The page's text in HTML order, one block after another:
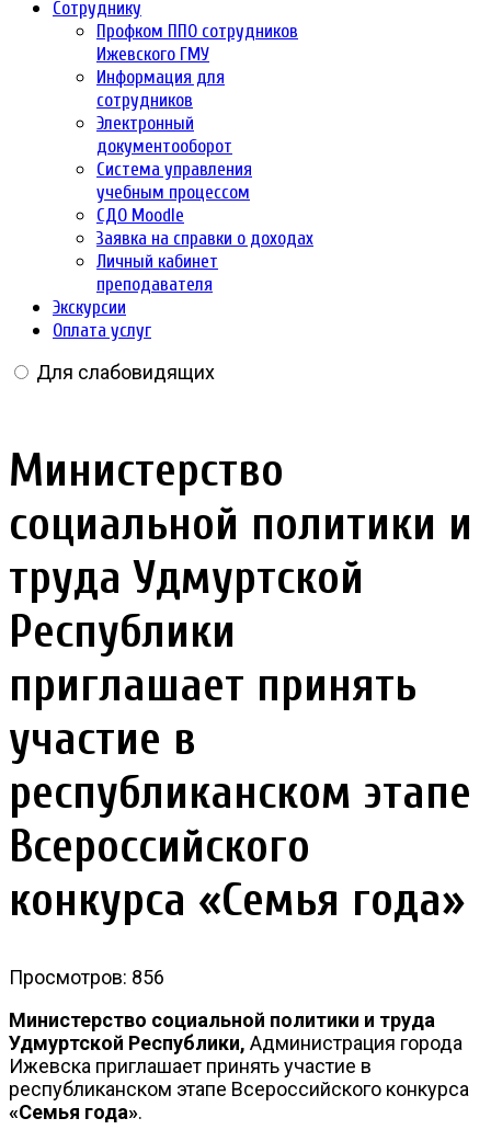
Сотруднику
Профком ППО сотрудников
Ижевского ГМУ
Информация для
сотрудников
Электронный
документооборот
Система управления
учебным процессом
СДО Moodle
Заявка на справки о доходах
Личный кабинет
преподавателя
Экскурсии
Оплата услуг
Для слабовидящих
Министерство
социальной политики и
труда Удмуртской
Республики
приглашает принять
участие в
республиканском этапе
Всероссийского
конкурса «Семья года»
Просмотров: 856
Министерство социальной политики и труда
Удмуртской Республики, Администрация города
Ижевска приглашает принять участие в
республиканском этапе Всероссийского конкурса
«Семья года».